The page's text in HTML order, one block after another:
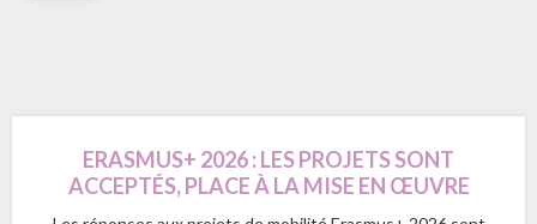
ERASMUS+ 2026 : LES PROJETS SONT
ACCEPTÉS, PLACE À LA MISE EN ŒUVRE